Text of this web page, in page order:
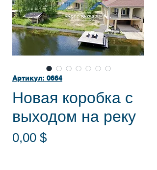
Артикул: 0664
Новая коробка с
выходом на реку
0,00 $Цена